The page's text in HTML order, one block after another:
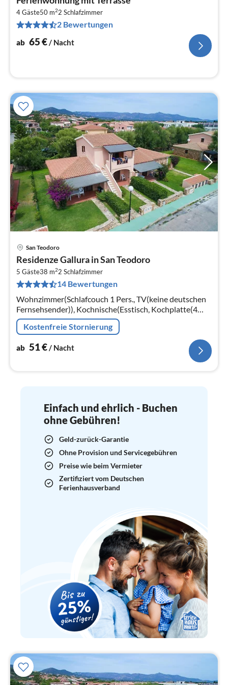
4 Gäste50 m22 Schlafzimmer
2 Bewertungen
ab 65€/ Nacht
San Teodoro
Residenze Gallura in San Teodoro
5 Gäste38 m22 Schlafzimmer
14 Bewertungen
Wohnzimmer(Schlafcouch 1 Pers., TV(keine deutschen
Fernsehsender)), Kochnische(Esstisch, Kochplatte(4
Kochplatten, Gas), Backofen, Mikrowelle,
Kühl-/Gefrierkombination)
Kostenfreie Stornierung
ab 51€/ Nacht
Einfach und ehrlich - Buchen
ohne Gebühren!
Geld-zurück-Garantie
Ohne Provision und Servicegebühren
Preise wie beim Vermieter
Zertifiziert vom Deutschen
Ferienhausverband